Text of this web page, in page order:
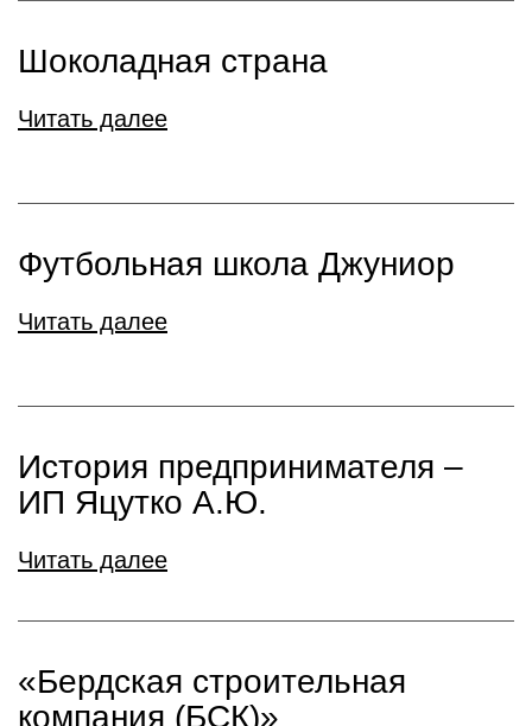
Шоколадная страна
Читать далее
Футбольная школа Джуниор
Читать далее
История предпринимателя –
ИП Яцутко А.Ю.
Читать далее
«Бердская строительная
компания (БСК)»